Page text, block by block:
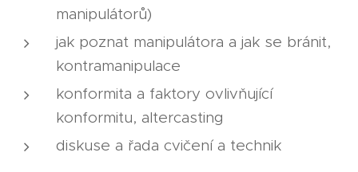
manipulátorů)
jak poznat manipulátora a jak se bránit,
kontramanipulace
konformita a faktory ovlivňující
konformitu, altercasting
diskuse a řada cvičení a technik